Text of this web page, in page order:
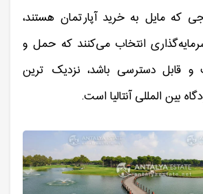
که مایل به خرید آپارتمان هستند،
انتخاب می‌کنند که حمل و
قابل دسترسی باشد، نزدیک ترین
بین المللی آنتالیا است.